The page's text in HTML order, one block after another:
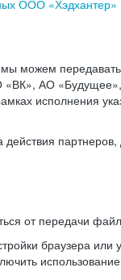
ООО «Хэдхантер»
можем
АО
исполнения
действия
от передачи
браузера или